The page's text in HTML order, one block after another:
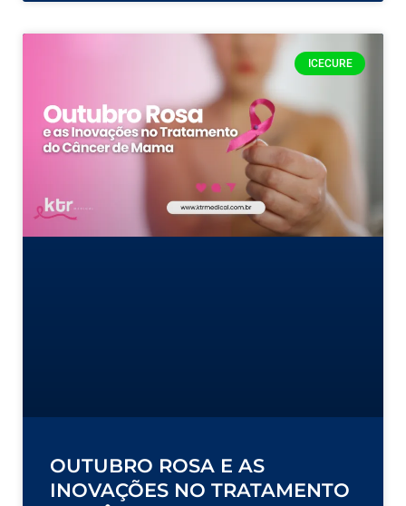
ICECURE
OUTUBRO ROSA E AS
INOVAÇÕES NO TRATAMENTO